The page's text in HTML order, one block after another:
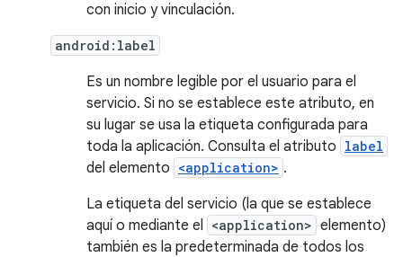
con inicio y vinculación.
android:label
Es un nombre legible por el usuario para el
servicio. Si no se establece este atributo, en
su lugar se usa la etiqueta configurada para
toda la aplicación. Consulta el atributo label
del elemento <application> .
La etiqueta del servicio (la que se establece
aquí o mediante el <application> elemento)
también es la predeterminada de todos los